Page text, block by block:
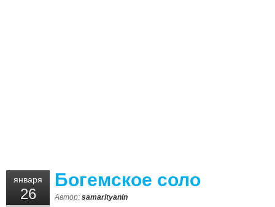
января
26
Богемское соло
Автор: samarityanin